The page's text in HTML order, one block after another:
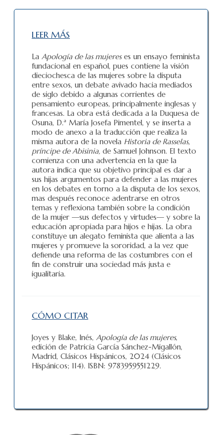
LEER MÁS
La Apología de las mujereses un ensayo feminista
fundacional en español, pues contiene la visión
dieciochesca de las mujeres sobre la disputa
entre sexos, un debate avivado hacia mediados
de siglo debido a algunas corrientes de
pensamiento europeas, principalmente inglesas y
francesas. La obra está dedicada a la Duquesa de
Osuna, D.ª María Josefa Pimentel, y se inserta a
modo de anexo a la traducción que realiza la
misma autora de la novela Historia de Rasselas,
príncipe de Abisinia, de Samuel Johnson. El texto
comienza con una advertencia en la que la
autora indica que su objetivo principal es dar a
sus hijas argumentos para defender a las mujeres
en los debates en torno a la disputa de los sexos,
mas después reconoce adentrarse en otros
temas y reflexiona también sobre la condición
de la mujer —sus defectos y virtudes— y sobre la
educación apropiada para hijos e hijas. La obra
constituye un alegato feminista que alienta a las
mujeres y promueve la sororidad, a la vez que
defiende una reforma de las costumbres con el
fin de construir una sociedad más justa e
igualitaria.
CÓMO CITAR
Joyes y Blake, Inés, Apología de las mujeres,
edición de Patricia García Sánchez-Migallón,
Madrid, Clásicos Hispánicos, 2024 (Clásicos
Hispánicos; 114). ISBN: 9783959551229.